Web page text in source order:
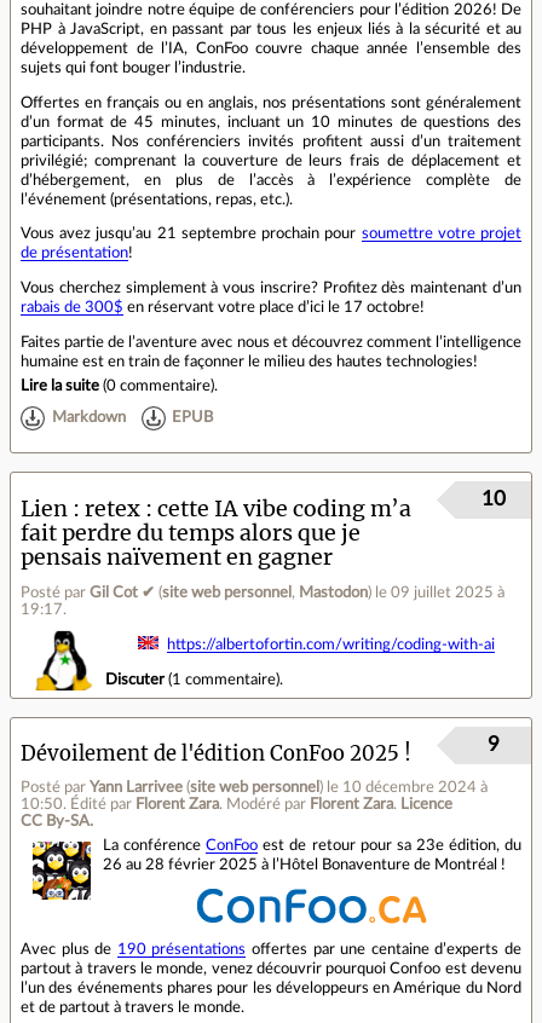
souhaitant joindre notre équipe de conférenciers pour l’édition 2026! De
PHP à JavaScript, en passant par tous les enjeux liés à la sécurité et au
développement de l’IA, ConFoo couvre chaque année l’ensemble des
sujets qui font bouger l’industrie.
Offertes en français ou en anglais, nos présentations sont généralement
d’un format de 45 minutes, incluant un 10 minutes de questions des
participants. Nos conférenciers invités profitent aussi d’un traitement
privilégié; comprenant la couverture de leurs frais de déplacement et
d’hébergement, en plus de l’accès à l’expérience complète de
l’événement (présentations, repas, etc.).
Vous avez jusqu’au 21 septembre prochain pour soumettre votre projet
de présentation!
Vous cherchez simplement à vous inscrire? Profitez dès maintenant d’un
rabais de 300$ en réservant votre place d’ici le 17 octobre!
Faites partie de l’aventure avec nous et découvrez comment l’intelligence
humaine est en train de façonner le milieu des hautes technologies!
Lire la suite (0 commentaire).
Markdown EPUB
Lien
retex : cette IA vibe coding m’a
fait perdre du temps alors que je
pensais naïvement en gagner
Posté par Gil Cot ✔ (site web personnel , Mastodon) le 09 juillet 2025 à
19:17.
10
https://albertofortin.com/writing/coding-with-ai
Discuter(1 commentaire).
Dévoilement de l'édition ConFoo 2025 !
Posté par Yann Larrivee (site web personnel ) le 10 décembre 2024 à
10:50. Édité par Florent Zara. Modéré par Florent Zara. Licence
CC By‑SA.
9
La conférenceConFoo est de retour pour sa 23e édition, du
26 au 28 février 2025 à l’Hôtel Bonaventure de Montréal !
Avec plus de 190 présentations offertes par une centaine d’experts de
partout à travers le monde, venez découvrir pourquoi Confoo est devenu
l’un des événements phares pour les développeurs en Amérique du Nord
et de partout à travers le monde.